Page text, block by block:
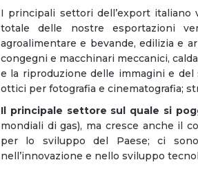
I principali settori dell’export italiano
totale delle nostre esportazioni
agroalimentare e bevande, edilizia e
congegni e macchinari meccanici,
e la riproduzione delle immagini e
ottici per fotografia e cinematografia;
Il principale settore sul quale si
mondiali di gas), ma cresce anche il
per lo sviluppo del Paese; ci
nell’innovazione e nello sviluppo